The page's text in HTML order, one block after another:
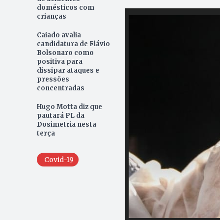
domésticos com
crianças
Caiado avalia
candidatura de Flávio
Bolsonaro como
positiva para
dissipar ataques e
pressões
concentradas
Hugo Motta diz que
pautará PL da
Dosimetria nesta
terça
Covid-19